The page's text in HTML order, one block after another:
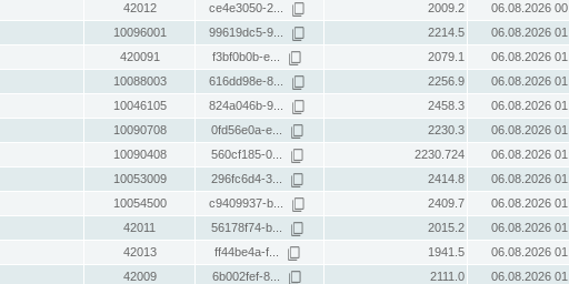
42012 ce4e3050-2... 2009.2
06.08.2026
10096001 99619dc5-9... 2214.5
06.08.2026
420091 f3bf0b0b-e... 2079.1
06.08.2026
10088003 616dd98e-8... 2256.9
06.08.2026
10046105 824a046b-9... 2458.3
06.08.2026
10090708 0fd56e0a-e... 2230.3
06.08.2026
10090408 560cf185-0... 2230.724
06.08.2026
10053009 296fc6d4-3... 2414.8
06.08.2026
10054500 c9409937-b... 2409.7
06.08.2026
42011 56178f74-b... 2015.2
06.08.2026
42013 ff44be4a-f... 1941.5
06.08.2026
42009 6b002fef-8... 2111.0
06.08.2026